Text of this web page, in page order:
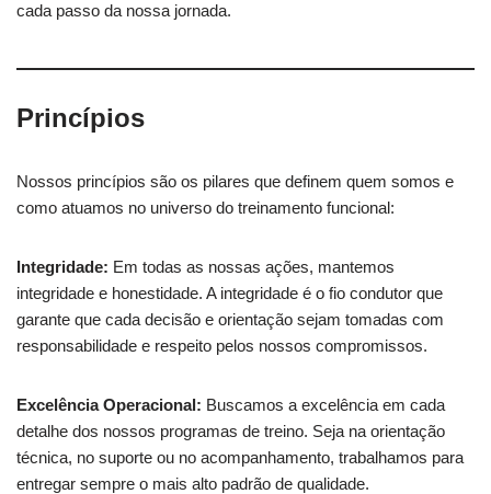
cada passo da nossa jornada.
Princípios
Nossos princípios são os pilares que definem quem somos e
como atuamos no universo do treinamento funcional:
Integridade: Em todas as nossas ações, mantemos
integridade e honestidade. A integridade é o fio condutor que
garante que cada decisão e orientação sejam tomadas com
responsabilidade e respeito pelos nossos compromissos.
Excelência Operacional: Buscamos a excelência em cada
detalhe dos nossos programas de treino. Seja na orientação
técnica, no suporte ou no acompanhamento, trabalhamos para
entregar sempre o mais alto padrão de qualidade.